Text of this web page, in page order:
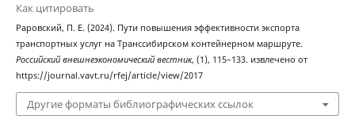
Как цитировать
Раровский, П. Е. (2024). Пути повышения эффективности экспорта
транспортных услуг на Транссибирском контейнерном маршруте.
Российский внешнеэкономический вестник, (1), 115–133. извлечено от
https://journal.vavt.ru/rfej/article/view/2017
Другие форматы библиографических ссылок